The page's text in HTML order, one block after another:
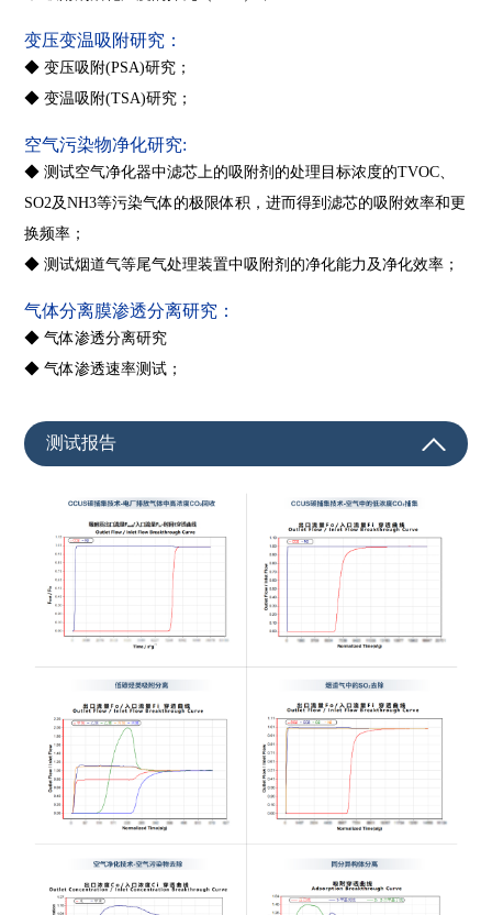
变压变温吸附研究：
◆ 变压吸附(PSA)研究；
◆ 变温吸附(TSA)研究；
空气污染物净化研究:
◆ 测试空气净化器中滤芯上的吸附剂的处理目标浓度的TVOC、
SO2及NH3等污染气体的极限体积，进而得到滤芯的吸附效率和更
换频率；
◆ 测试烟道气等尾气处理装置中吸附剂的净化能力及净化效率；
气体分离膜渗透分离研究：
◆ 气体渗透分离研究
◆ 气体渗透速率测试；
测试报告